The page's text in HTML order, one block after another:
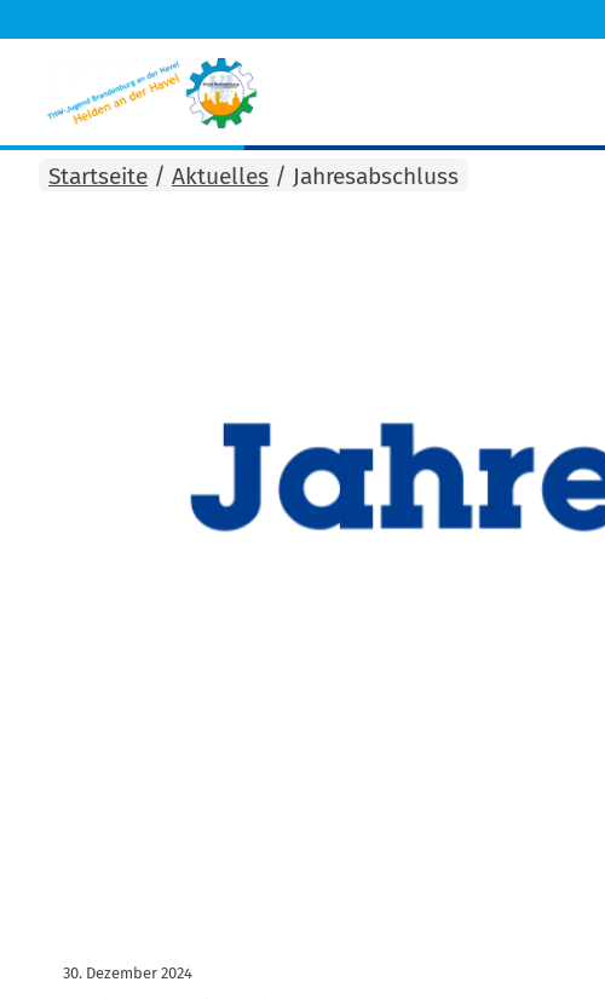
Startseite / Aktuelles / Jahresabschluss
30. Dezember 2024